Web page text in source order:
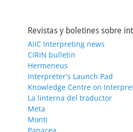
Revistas y boletines sobre
AIIC Interpreting news
CIRIN bulletin
Hermeneus
Interpreter's Launch Pad
Knowledge Centre on
La linterna del traductor
Meta
Monti